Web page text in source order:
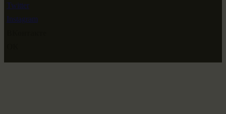
Twitter
Instagram